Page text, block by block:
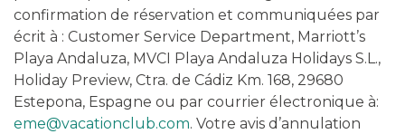
confirmation de réservation et communiquées par
écrit à : Customer Service Department, Marriott’s
Playa Andaluza, MVCI Playa Andaluza Holidays S.L.,
Holiday Preview, Ctra. de Cádiz Km. 168, 29680
Estepona, Espagne ou par courrier électronique à:
eme@vacationclub.com. Votre avis d’annulation